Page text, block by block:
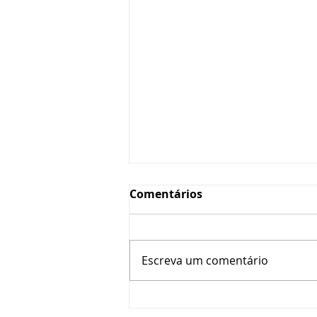
Dieta Cetogênica
Comentários
Escreva um comentário